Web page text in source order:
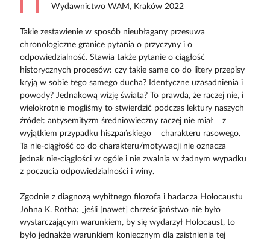
Wydawnictwo WAM, Kraków 2022
Takie zestawienie w sposób nieubłagany przesuwa
chronologiczne granice pytania o przyczyny i o
odpowiedzialność. Stawia także pytanie o ciągłość
historycznych procesów: czy takie same co do litery przepisy
kryją w sobie tego samego ducha? Identyczne uzasadnienia i
powody? Jednakową wizję świata? To prawda, że raczej nie, i
wielokrotnie mogliśmy to stwierdzić podczas lektury naszych
źródeł: antysemityzm średniowieczny raczej nie miał – z
wyjątkiem przypadku hiszpańskiego – charakteru rasowego.
Ta nie-ciągłość co do charakteru/motywacji nie oznacza
jednak nie-ciągłości w ogóle i nie zwalnia w żadnym wypadku
z poczucia odpowiedzialności i winy.
Zgodnie z diagnozą wybitnego filozofa i badacza Holocaustu
Johna K. Rotha: „jeśli [nawet] chrześcijaństwo nie było
wystarczającym warunkiem, by się wydarzył Holocaust, to
było jednakże warunkiem koniecznym dla zaistnienia tej